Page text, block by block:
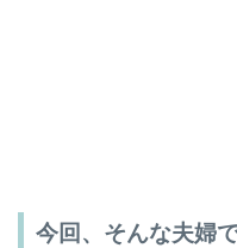
今回、そんな夫婦